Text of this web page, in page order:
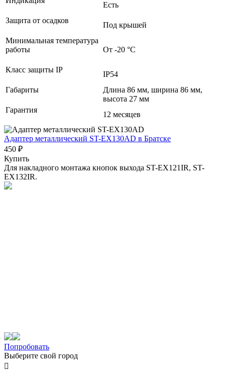
Есть
Защита от осадков
Под крышей
Минимальная температура
работы
От -20 °С
Класс защиты IP
IP54
Габариты
Длина 86 мм, ширина 86 мм,
высота 27 мм
Гарантия
12 месяцев
Адаптер металлический ST-EX130AD в Братске
450 ₽
Купить
Для накладного монтажа кнопок выхода ST-EX121IR, ST-
EX132IR.
Попробовать
Выберите свой город
